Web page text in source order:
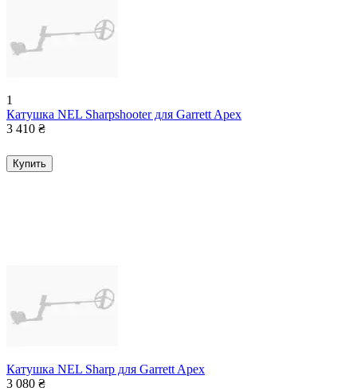
1
Катушка NEL Sharpshooter для Garrett Apex
3 410 ₴
Купить
Катушка NEL Sharp для Garrett Apex
3 080 ₴